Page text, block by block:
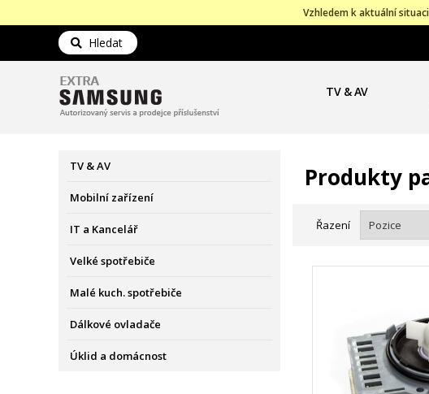
Vzhledem k aktuální
Hledat
TV & AV
TV & AV
Mobilní zařízení
IT a Kancelář
Velké spotřebiče
Malé kuch. spotřebiče
Dálkové ovladače
Úklid a domácnost
Produkty
Řazení